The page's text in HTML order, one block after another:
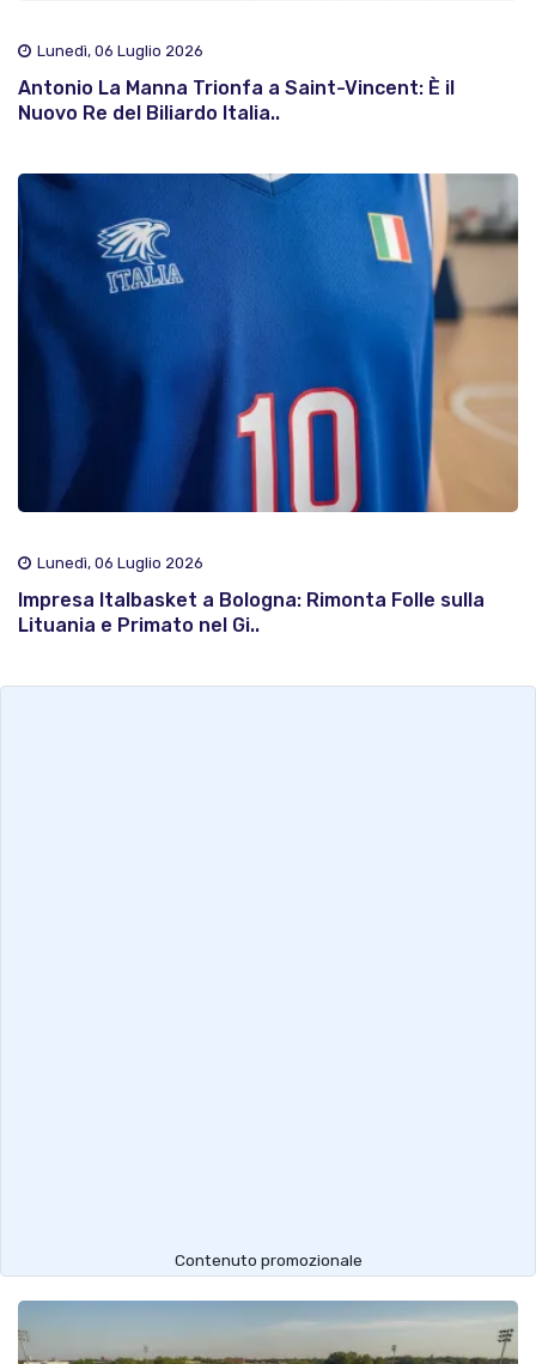
Lunedì, 06 Luglio 2026
Antonio La Manna Trionfa a Saint-Vincent: È il
Nuovo Re del Biliardo Italia..
Lunedì, 06 Luglio 2026
Impresa Italbasket a Bologna: Rimonta Folle sulla
Lituania e Primato nel Gi..
Contenuto promozionale